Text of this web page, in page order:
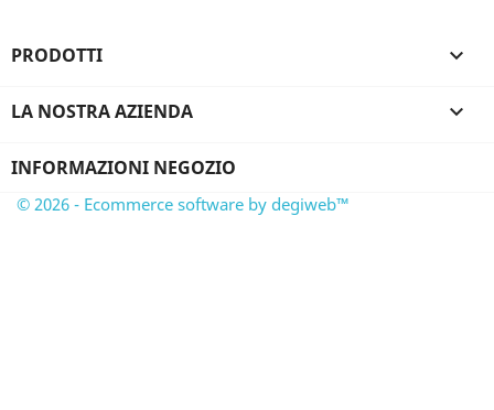
PRODOTTI 
LA NOSTRA AZIENDA 
INFORMAZIONI NEGOZIO
© 2026 - Ecommerce software by degiweb™